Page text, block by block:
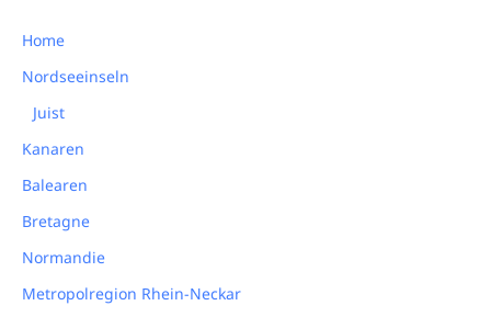
Home
Nordseeinseln
Juist
Kanaren
Balearen
Bretagne
Normandie
Metropolregion Rhein-Neckar